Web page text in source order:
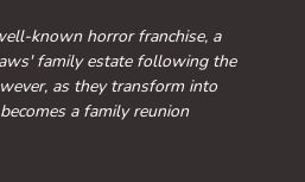
known horror franchise, a
family estate following the
as they transform into
a family reunion